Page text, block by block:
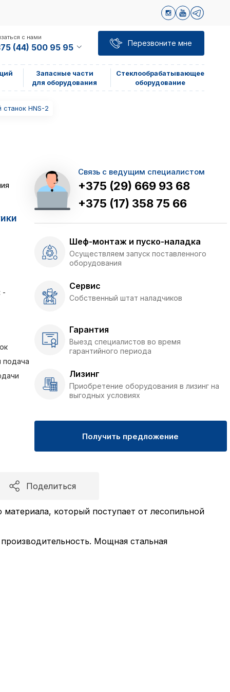
с нами
(44) 500 95 95 Перезвоните мне
Запасные части
для оборудования
Стеклообрабатывающее
оборудование
HNS-2
-
подача
Связь с ведущим специалистом
+375 (29) 669 93 68
+375 (17) 358 75 66
Шеф-монтаж и пуско-наладка
Осуществляем запуск поставленного
оборудования
Сервис
Собственный штат наладчиков
Гарантия
Выезд специалистов во время
гарантийного периода
Лизинг
Приобретение оборудования в лизинг на
выгодных условиях
Получить предложение
Поделиться
который поступает от лесопильной
Мощная стальная